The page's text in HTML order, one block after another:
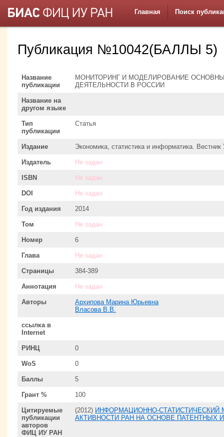
Главная Поиск
Публикация №10042(БАЛЛЫ 5)
Название
публикации
МОНИТОРИНГ И МОДЕЛИРОВАНИЕ
ДЕЯТЕЛЬНОСТИ В РОССИИ
Название на
другом языке
Тип
публикации
Статья
Издание Экономика, статистика и информатика.
Издатель Не задан
ISBN Не задан
DOI Не задан
Год издания 2014
Том Не задан
Номер 6
Глава Не задан
Страницы 384-389
Аннотация Не задан
Авторы
Архипова Марина Юрьевна
Власова В.В.
ссылка в
Internet
РИНЦ 0
WoS 0
Баллы 5
Грант % 100
Цитируемые
публикации
авторов
ФИЦ ИУ РАН
(2012) ИНФОРМАЦИОННО-СТАТИСТИЧЕСКИЙ
АКТИВНОСТИ РАН НА ОСНОВЕ